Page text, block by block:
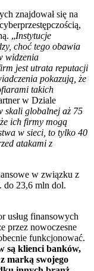
znajdował się na
„Instytucje
choć tego obawia
widzenia
jest utrata reputacji
pokazują, że
takich
w Dziale
skali globalnej aż 75
ich firmy mogą
w sieci, to tylko 40
atakami z
w związku z
do 23,6 mln dol.
usług finansowych
przez nowoczesne
funkcjonować.
są klienci banków,
marką swojego